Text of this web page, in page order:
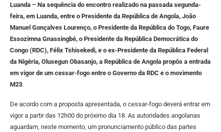
Luanda – Na sequência do encontro realizado na passada segunda-
feira, em Luanda, entre o Presidente da República de Angola, João
Manuel Gonçalves Lourenço, o Presidente da República do Togo, Faure
Essozimna Gnassingbé, o Presidente da República Democrática do
Congo (RDC), Félix Tshisekedi, e o ex-Presidente da República Federal
da Nigéria, Olusegun Obasanjo, a República de Angola propôs a entrada
em vigor de um cessar-fogo entre o Governo da RDC e o movimento
M23.
De acordo com a proposta apresentada, o cessar-fogo deverá entrar em
vigor a partir das 12h00 do próximo dia 18. As autoridades angolanas
aguardam, neste momento, um pronunciamento público das partes